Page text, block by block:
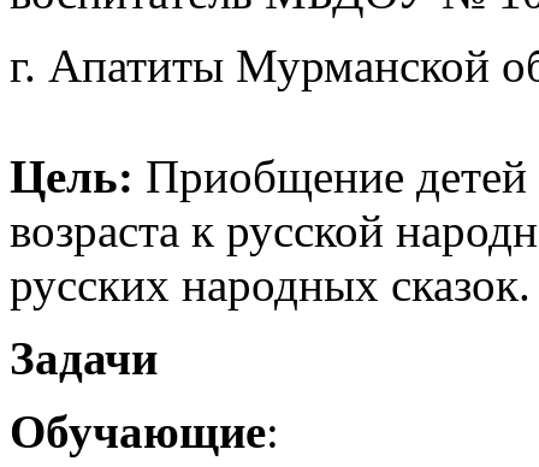
г. Апатиты Мурманской
Цель: Приобщение
возраста к русской
русских народных сказок.
Задачи
Обучающие: